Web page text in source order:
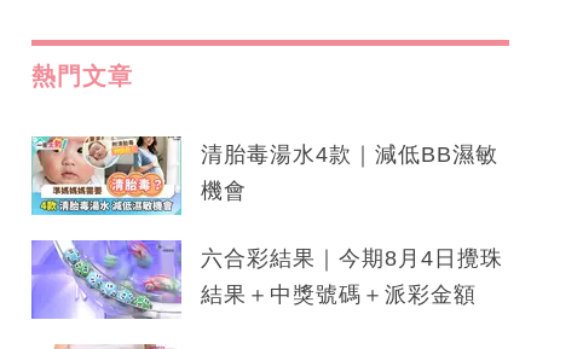
熱門文章
清胎毒湯水4款｜減低BB濕敏
機會
六合彩結果｜今期8月4日攪珠
結果＋中獎號碼＋派彩金額